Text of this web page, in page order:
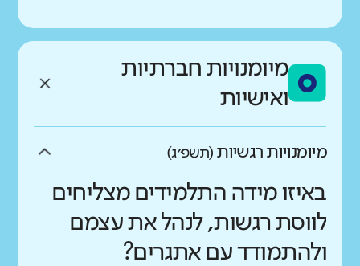
מיומנויות חברתיות
ואישיות
מיומנויות רגשיות (תשפ״ג)
באיזו מידה התלמידים מצליחים
לווסת רגשות, לנהל את עצמם
ולהתמודד עם אתגרים?